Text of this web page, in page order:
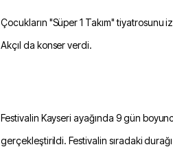
Çocukların "Süper 1 Takım" tiyatrosunu
Akçıl da konser verdi.
Festivalin Kayseri ayağında 9 gün
gerçekleştirildi. Festivalin sıradaki